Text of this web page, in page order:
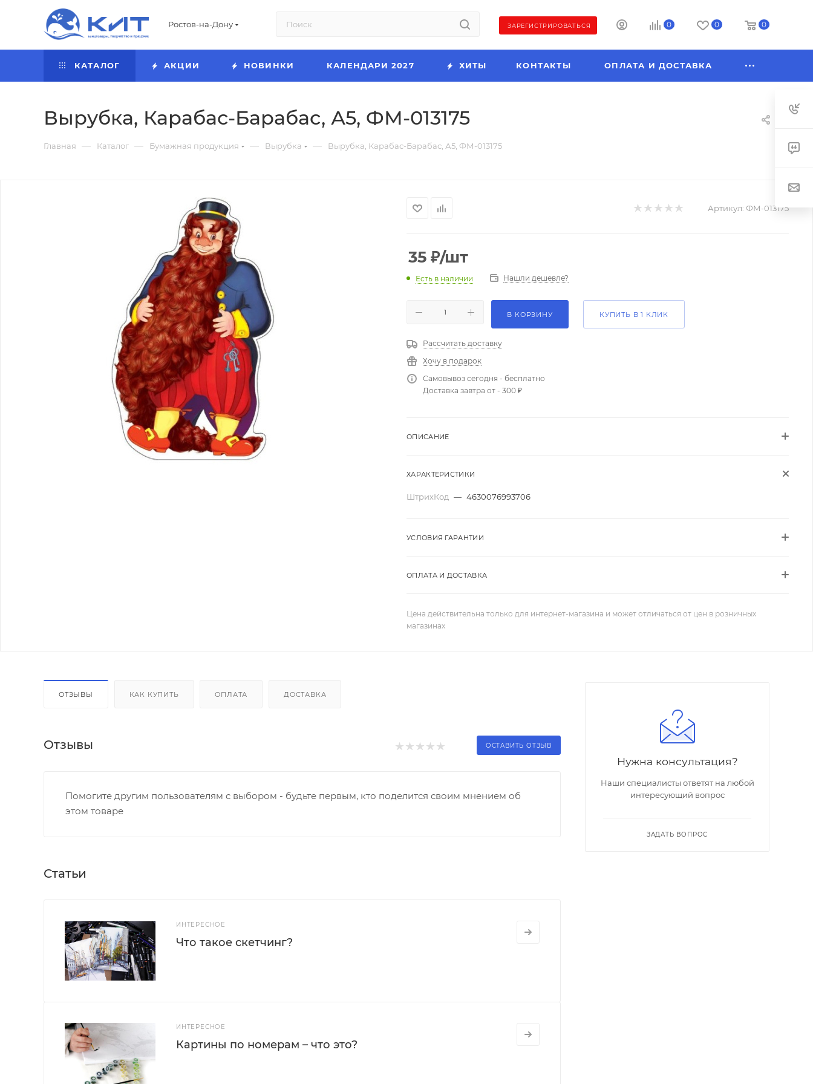
Ростов-на-Дону ЗАРЕГИСТРИРОВАТЬСЯ 0 0 0
КАТАЛОГ АКЦИИ НОВИНКИ КАЛЕНДАРИ 2027 ХИТЫ КОНТАКТЫ ОПЛАТА И ДОСТАВКА
Вырубка, Карабас-Барабас, А5, ФМ-013175
Главная — Каталог — Бумажная продукция — Вырубка — Вырубка, Карабас-Барабас, А5, ФМ-013175
Артикул: ФМ-013175
35 ₽/шт
Есть в наличии Нашли дешевле?
В КОРЗИНУ КУПИТЬ В 1 КЛИК
Рассчитать доставку
Хочу в подарок
Самовывоз сегодня - бесплатно
Доставка завтра от - 300 ₽
ОПИСАНИЕ
ХАРАКТЕРИСТИКИ
ШтрихКод — 4630076993706
УСЛОВИЯ ГАРАНТИИ
ОПЛАТА И ДОСТАВКА
Цена действительна только для интернет-магазина и может отличаться от цен в розничных
магазинах
ОТЗЫВЫ КАК КУПИТЬ ОПЛАТА ДОСТАВКА
Отзывы ОСТАВИТЬ ОТЗЫВ
Помогите другим пользователям с выбором - будьте первым, кто поделится своим мнением об
этом товаре
Статьи
ИНТЕРЕСНОЕ
Что такое скетчинг?
ИНТЕРЕСНОЕ
Картины по номерам – что это?
Нужна консультация?
Наши специалисты ответят на любой
интересующий вопрос
ЗАДАТЬ ВОПРОС